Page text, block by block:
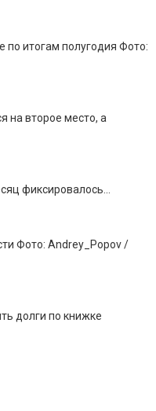
итогам полугодия Фото:
на второе место, а
фиксировалось…
Фото: Andrey_Popov /
долги по книжке